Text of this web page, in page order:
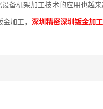
备机架加工技术的应用也越来
金加工，深圳精密深圳钣金加工